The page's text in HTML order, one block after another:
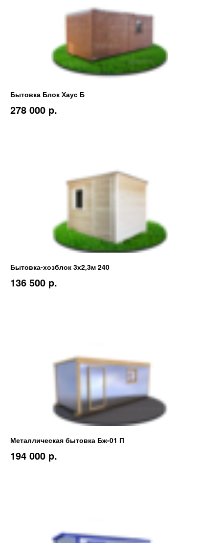
Бытовка Блок Хаус Б
278 000 p.
Бытовка-хозблок 3х2,3м 240
136 500 p.
Металлическая бытовка Бж-01 П
194 000 p.